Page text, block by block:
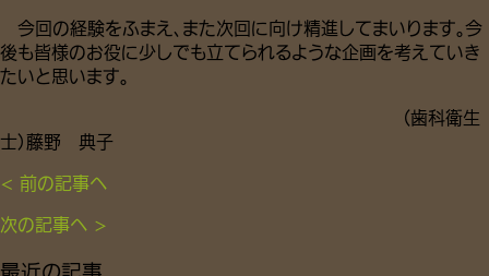
今回の経験をふまえ、また次回に向け精進してまいります。今
後も皆様のお役に少しでも立てられるような企画を考えていき
たいと思います。
（歯科衛生
士）藤野 典子
< 前の記事へ
次の記事へ >
最近の記事